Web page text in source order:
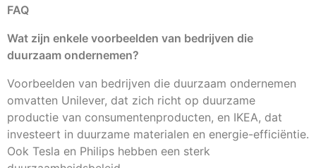
FAQ
Wat zijn enkele voorbeelden van bedrijven die
duurzaam ondernemen?
Voorbeelden van bedrijven die duurzaam ondernemen
omvatten Unilever, dat zich richt op duurzame
productie van consumentenproducten, en IKEA, dat
investeert in duurzame materialen en energie-efficiëntie.
Ook Tesla en Philips hebben een sterk